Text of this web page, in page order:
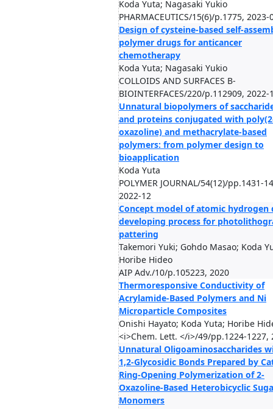
Koda Yuta; Nagasaki Yukio
PHARMACEUTICS/15(6)/p.1775, 2023-
Design of cysteine-based self-
polymer drugs for anticancer
chemotherapy
Koda Yuta; Nagasaki Yukio
COLLOIDS AND SURFACES B-
BIOINTERFACES/220/p.112909, 2022-
Unnatural biopolymers of
and proteins conjugated with
oxazoline) and methacrylate-based
polymers: from polymer design to
bioapplication
Koda Yuta
POLYMER JOURNAL/54(12)/pp.1431-
2022-12
Concept model of atomic hydrogen
developing process for
pattering
Takemori Yuki; Gohdo Masao; Koda
Horibe Hideo
AIP Adv./10/p.105223, 2020
Thermoresponsive Conductivity of
Acrylamide-Based Polymers and Ni
Microparticle Composites
Onishi Hayato; Koda Yuta; Horibe
<i>Chem. Lett. </i>/49/pp.1224-1227,
Unnatural Oligoaminosaccharides
1,2-Glycosidic Bonds Prepared by
Ring-Opening Polymerization of 2-
Oxazoline-Based Heterobicyclic
Monomers